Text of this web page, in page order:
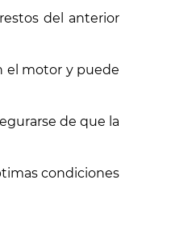
del anterior
el motor y puede
de que la
condiciones